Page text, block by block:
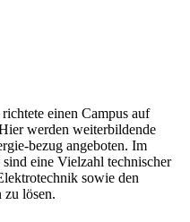
richtete einen Campus auf
werden weiterbildende
bezug angeboten. Im
eine Vielzahl technischer
sowie den
zu lösen.